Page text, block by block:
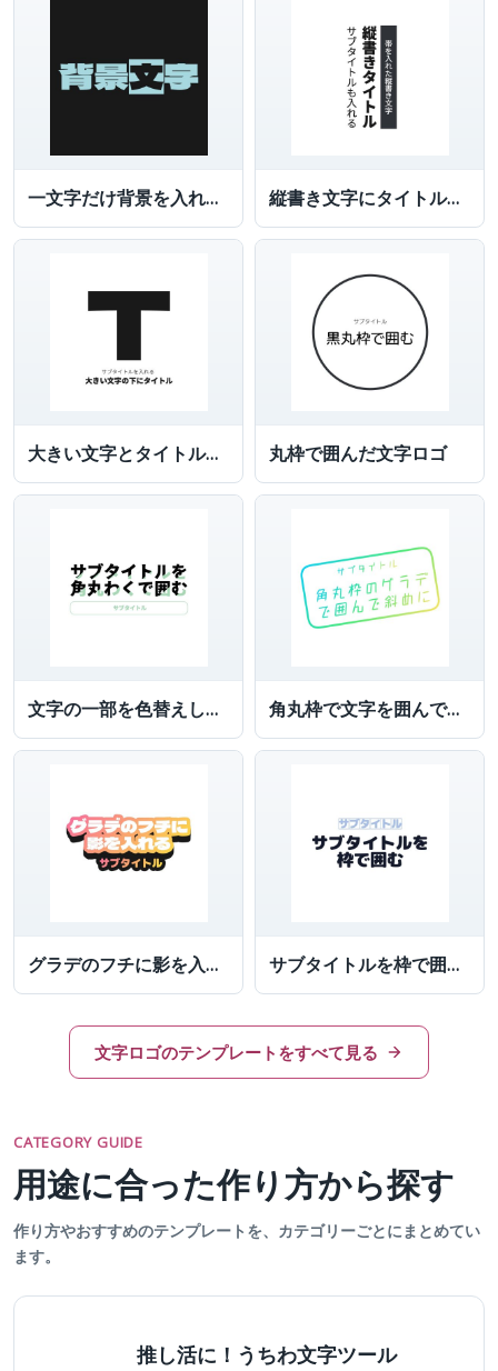
一文字だけ背景を入れた文字 縦書き文字にタイトル、サブタイトルを入れる
大きい文字とタイトルを付けた文字ロゴ 丸枠で囲んだ文字ロゴ
文字の一部を色替えしサブタイトルを角丸枠で囲んだ文字ロゴ 角丸枠で文字を囲んでグラデーションにした文字ロゴ
グラデのフチに影を入れてラノベ風タイトルにしたロゴ サブタイトルを枠で囲んだ文字
文字ロゴのテンプレートをすべて見る
CATEGORY GUIDE
用途に合った作り方から探す
作り方やおすすめのテンプレートを、カテゴリーごとにまとめてい
ます。
推し活に！うちわ文字ツール